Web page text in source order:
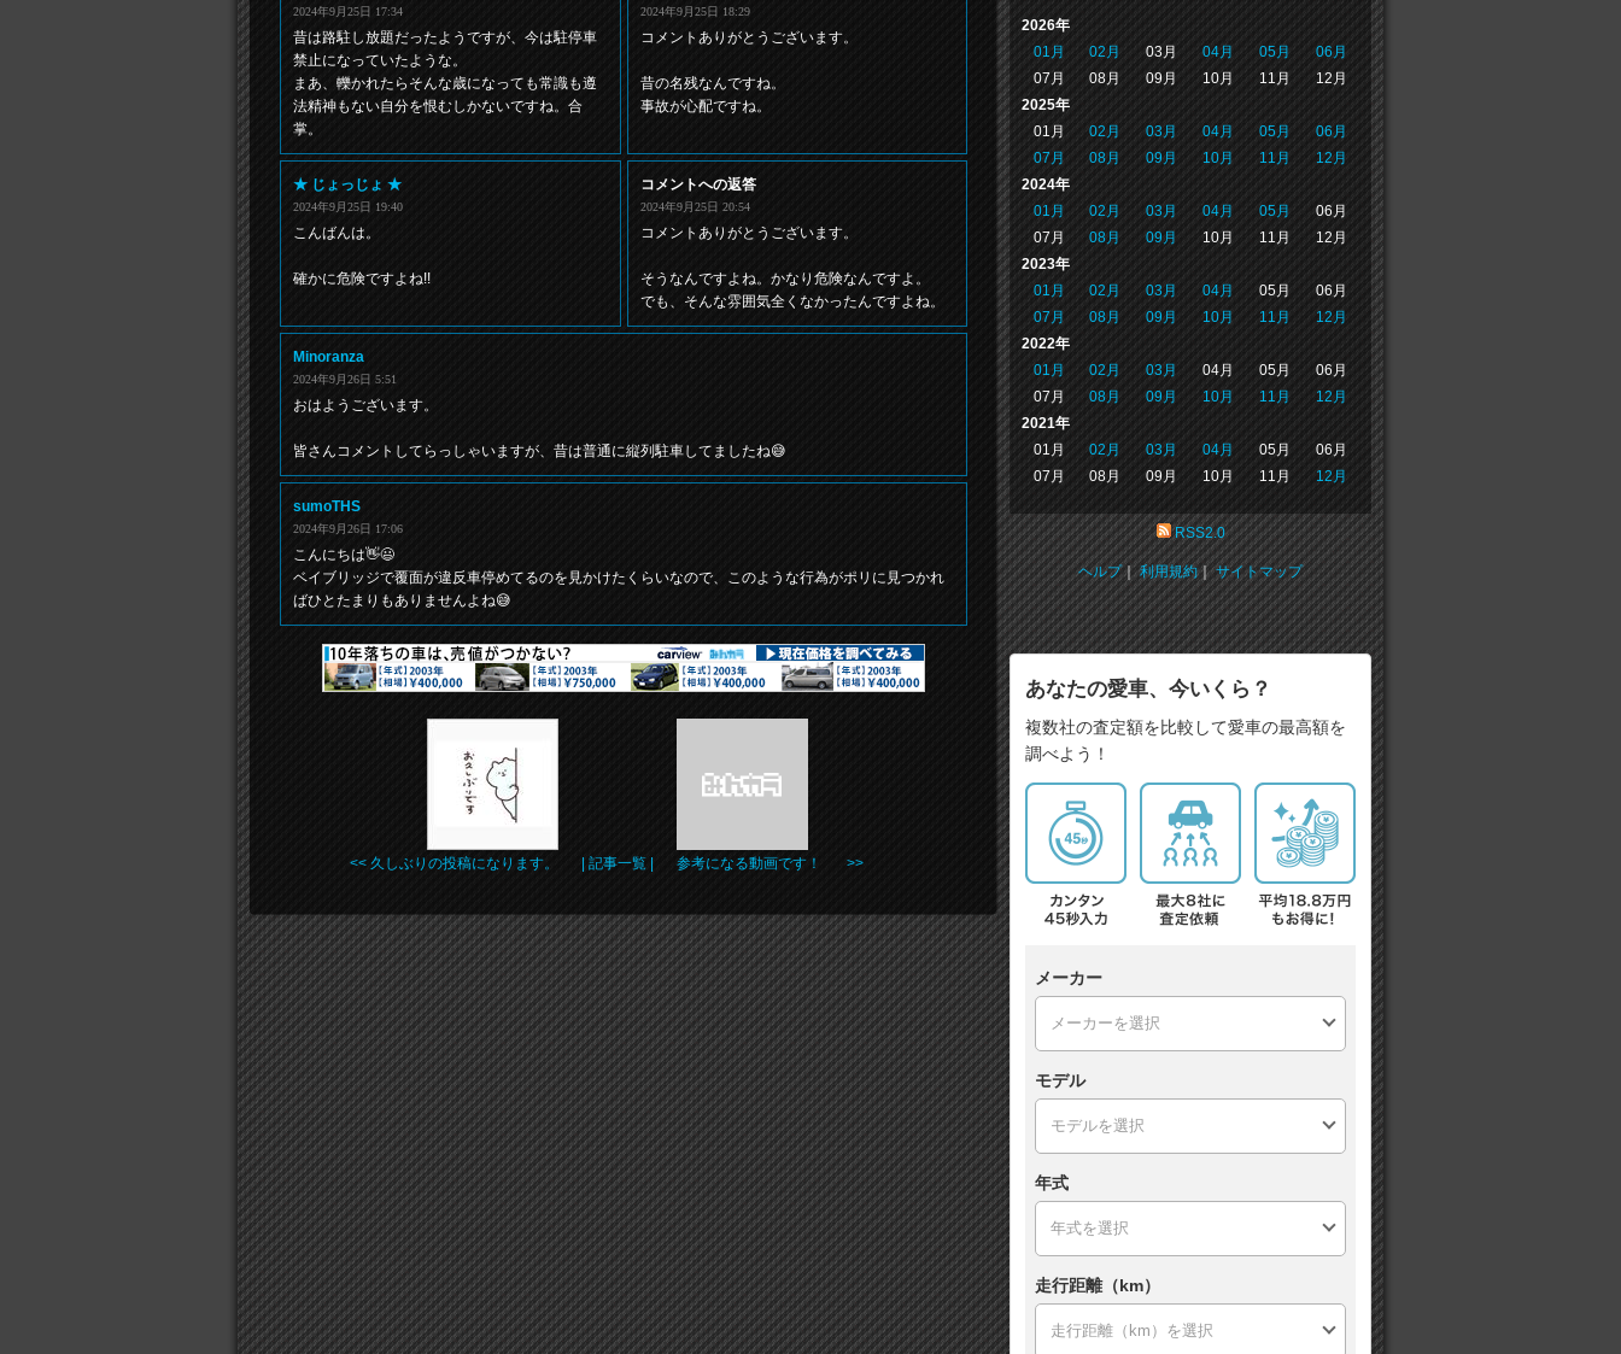
2024年9月25日 17:34
昔は路駐し放題だったようですが、今は駐停車
禁止になっていたような。
まあ、轢かれたらそんな歳になっても常識も遵
法精神もない自分を恨むしかないですね。合
掌。
2024年9月25日 18:29
コメントありがとうございます。
昔の名残なんですね。
事故が心配ですね。
★ じょっじょ ★
2024年9月25日 19:40
こんばんは。
確かに危険ですよね!!
コメントへの返答
2024年9月25日 20:54
コメントありがとうございます。
そうなんですよね。かなり危険なんですよ。
でも、そんな雰囲気全くなかったんですよね。
Minoranza
2024年9月26日 5:51
おはようございます。
皆さんコメントしてらっしゃいますが、昔は普通に縦列駐車してましたね😅
sumoTHS
2024年9月26日 17:06
こんにちは👋😃
ベイブリッジで覆面が違反車停めてるのを見かけたくらいなので、このような行為がポリに見つかれ
ばひとたまりもありませんよね😅
<< 久しぶりの投稿になります。 | 記事一覧 | 参考になる動画です！ >>
2026年
01月
02月 03月 04月 05月
06月
07月
08月 09月 10月 11月
12月
2025年
01月
02月 03月 04月 05月
06月
07月
08月 09月 10月 11月
12月
2024年
01月
02月 03月 04月 05月
06月
07月
08月 09月 10月 11月
12月
2023年
01月
02月 03月 04月 05月
06月
07月
08月 09月 10月 11月
12月
2022年
01月
02月 03月 04月 05月
06月
07月
08月 09月 10月 11月
12月
2021年
01月
02月 03月 04月 05月
06月
07月
08月 09月 10月 11月 12月
RSS2.0
ヘルプ｜利用規約｜サイトマップ
あなたの愛車、今いくら？
複数社の査定額を比較して愛車の最高額を
調べよう！
メーカー
モデル
年式
走行距離（km）